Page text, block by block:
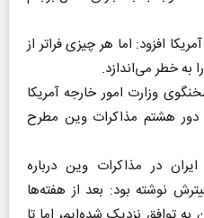
افزود: اما هر چیزی فراتر از
به خطر می‌اندازد.
وزارت امور خارجه آمریکا
دور هشتم مذاکرات وین مطرح
در مذاکرات وین درباره
نوشته بود: بعد از هفته‌ها